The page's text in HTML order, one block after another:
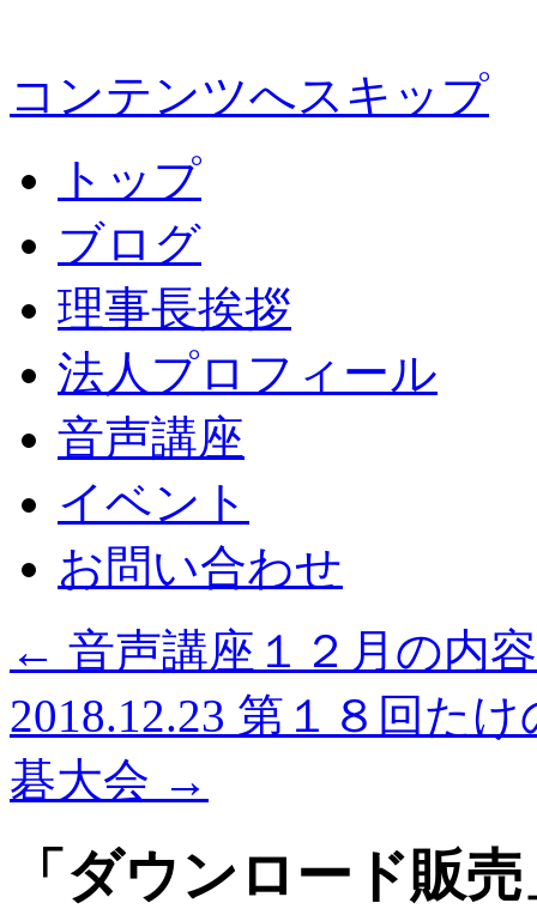
コンテンツへスキップ
トップ
ブログ
理事長挨拶
法人プロフィール
音声講座
イベント
お問い合わせ
← 音声講座１２月の内
2018.12.23 第１８回た
碁大会 →
「ダウンロード販